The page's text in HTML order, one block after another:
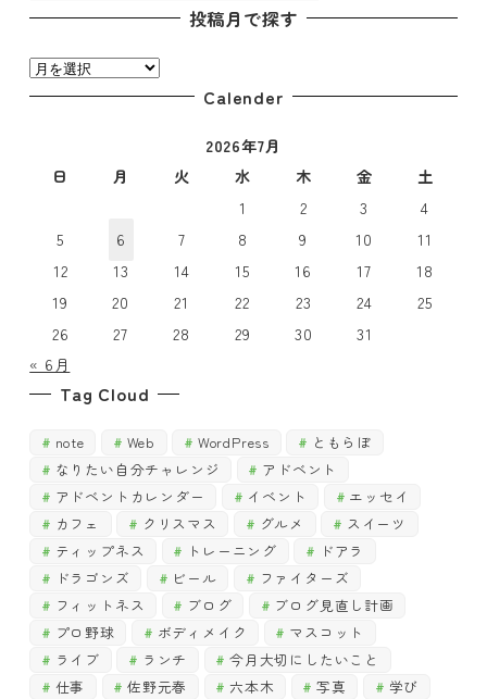
テ
リ
ー
投稿月で探す
投
稿
Calender
2026年7月
日
月 火 水 木 金
土
1
2 3
4
5
6 7 8 9 10
11
12
13 14 15 16 17
18
19
20 21 22 23 24
25
26
27 28 29 30
31
« 6月
Tag Cloud
note Web WordPress
ともらぼ
なりたい自分チャレンジ
アドベント
アドベントカレンダー
イベント
エッセイ
カフェ
クリスマス グルメ
スイーツ
ティップネス
トレーニング
ドアラ
ドラゴンズ
ビール
ファイターズ
フィットネス
ブログ
ブログ見直し計画
プロ野球
ボディメイク
マスコット
ライブ
ランチ
今月大切にしたいこと
仕事
佐野元春 六本木 写真
学び